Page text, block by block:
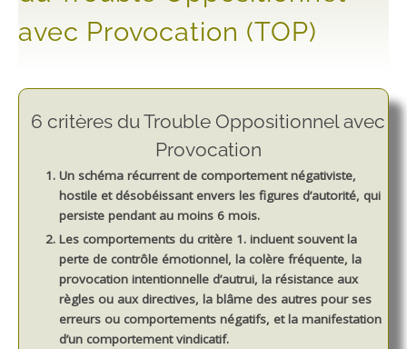
avec Provocation (TOP)
6 critères du Trouble Oppositionnel avec
Provocation
Un schéma récurrent de comportement négativiste,
hostile et désobéissant envers les figures d’autorité, qui
persiste pendant au moins 6 mois.
Les comportements du critère 1. incluent souvent la
perte de contrôle émotionnel, la colère fréquente, la
provocation intentionnelle d’autrui, la résistance aux
règles ou aux directives, la blâme des autres pour ses
erreurs ou comportements négatifs, et la manifestation
d’un comportement vindicatif.